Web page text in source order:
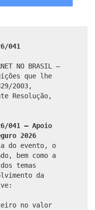
041
NO BRASIL –
que lhe
2003,
Resolução,
041 – Apoio
2026
do evento, o
bem como a
temas
da
no valor